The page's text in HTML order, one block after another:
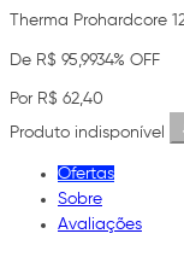
Therma Prohardcore
De R$ 95,9934% OFF
Por R$ 62,40
Produto indisponível
Ofertas
Sobre
Avaliações